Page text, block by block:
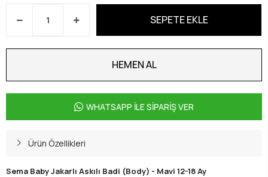
SEPETE EKLE
HEMEN AL
WHATSAPP İLE SİPARİŞ VER
Ürün Özellikleri
Sema Baby Jakarlı Askılı Badi (Body) - Mavi 12-18 Ay